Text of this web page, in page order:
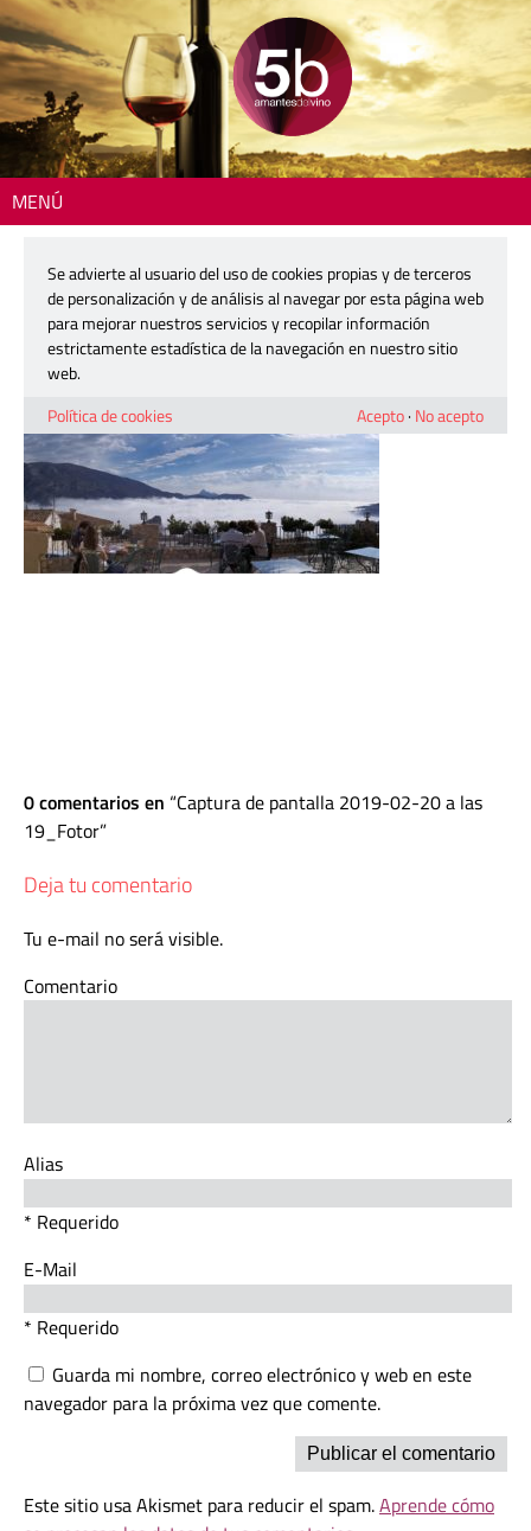
MENÚ
Captura de pantalla 2019-02-20 a las
19_Fotor
20 febrero, 2019
0 comentarios en Captura de pantalla 2019-02-20 a las
19_Fotor
Deja tu comentario
Tu e-mail no será visible.
Comentario
Alias
* Requerido
E-Mail
* Requerido
Guarda mi nombre, correo electrónico y web en este
navegador para la próxima vez que comente.
Este sitio usa Akismet para reducir el spam.Aprende cómo
Se advierte al usuario del uso de cookies propias y de terceros
de personalización y de análisis al navegar por esta página web
para mejorar nuestros servicios y recopilar información
estrictamente estadística de la navegación en nuestro sitio
web.
Política de cookies
Acepto· No acepto